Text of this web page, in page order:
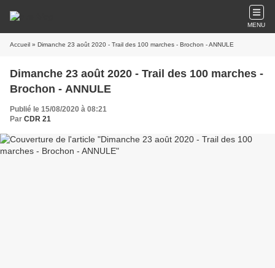
MENU
Accueil » Dimanche 23 août 2020 - Trail des 100 marches - Brochon - ANNULE
Dimanche 23 août 2020 - Trail des 100 marches -
Brochon - ANNULE
Publié le 15/08/2020 à 08:21
Par CDR 21